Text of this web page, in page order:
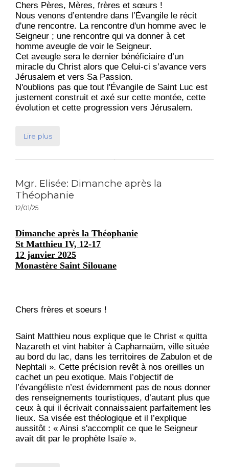
Chers Pères, Mères, frères et sœurs !
Nous venons d’entendre dans l’Évangile le récit
d'une rencontre. La rencontre d'un homme avec le
Seigneur ; une rencontre qui va donner à cet
homme aveugle de voir le Seigneur.
Cet aveugle sera le dernier bénéficiaire d’un
miracle du Christ alors que Celui-ci s’avance vers
Jérusalem et vers Sa Passion.
N'oublions pas que tout l'Évangile de Saint Luc est
justement construit et axé sur cette montée, cette
évolution et cette progression vers Jérusalem.
Lire plus
Mgr. Elisée: Dimanche après la
Théophanie
12/01/25
Dimanche après la Théophanie
St Matthieu IV, 12-17
12 janvier 2025
Monastère Saint Silouane
Chers frères et soeurs !
Saint Matthieu nous explique que le Christ « quitta
Nazareth et vint habiter à Capharnaüm, ville située
au bord du lac, dans les territoires de Zabulon et de
Nephtali ». Cette précision revêt à nos oreilles un
cachet un peu exotique. Mais l’objectif de
l’évangéliste n’est évidemment pas de nous donner
des renseignements touristiques, d’autant plus que
ceux à qui il écrivait connaissaient parfaitement les
lieux. Sa visée est théologique et il l’explique
aussitôt : « Ainsi s'accomplit ce que le Seigneur
avait dit par le prophète Isaïe ».